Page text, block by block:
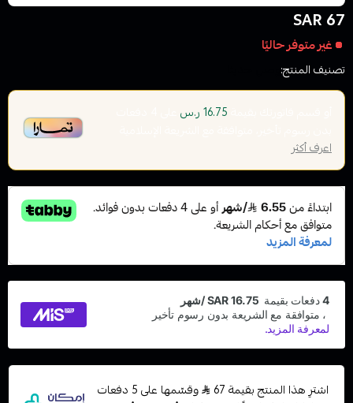
67 SAR
غير متوفر حاليًا
تصنيف المنتج:
16.75 ر.س
اعرف أكثر
اشترِ هذا المنتج بقيمة 67
وقسّمها على 5 دفعات